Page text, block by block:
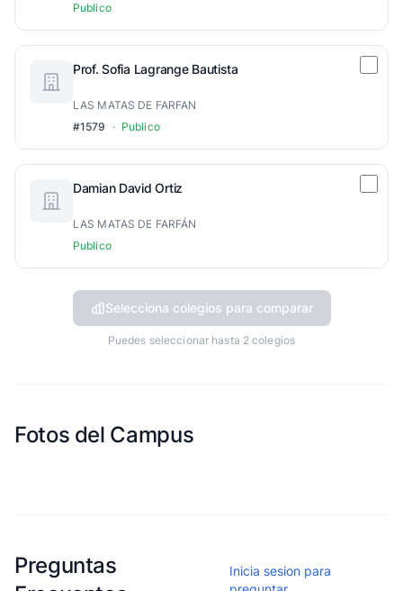
Publico
Prof. Sofia Lagrange Bautista
LAS MATAS DE FARFAN
#1579
· Publico
Damian David Ortiz
LAS MATAS DE FARFÁN
Publico
Selecciona colegios para comparar
Puedes seleccionar hasta 2 colegios
Fotos del Campus
Preguntas
Inicia sesion para